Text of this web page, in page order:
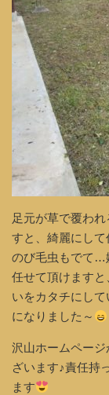
足元が草で覆わ
すと、綺麗にし
のび毛虫もでて…
任せて頂けます
いをカタチにし
になりました～
沢山ホームペー
ざいます♪責任持
ます